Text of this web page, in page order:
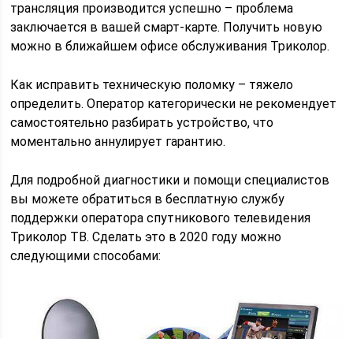
трансляция производится успешно – проблема
заключается в вашей смарт-карте. Получить новую
можно в ближайшем офисе обслуживания Триколор.
Как исправить техническую поломку – тяжело
определить. Оператор категорически не рекомендует
самостоятельно разбирать устройство, что
моментально аннулирует гарантию.
Для подробной диагностики и помощи специалистов
вы можете обратиться в бесплатную службу
поддержки оператора спутникового телевидения
Триколор ТВ. Сделать это в 2020 году можно
следующими способами: